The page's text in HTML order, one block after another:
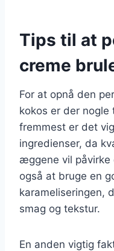
Tips til at
creme
For at opnå den
kokos er der nogle
fremmest er det
ingredienser, da
æggene vil påvirke
også at bruge en
karameliseringen,
smag og tekstur.
En anden vigtig